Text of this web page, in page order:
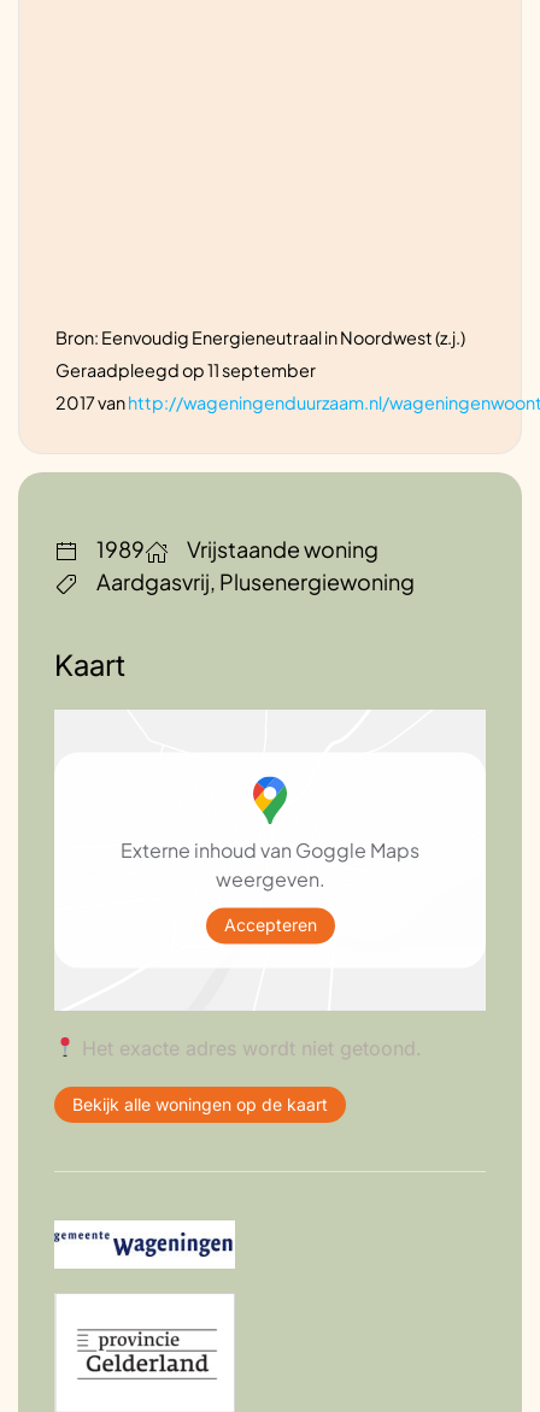
Bron: Eenvoudig Energieneutraal in Noordwest (z.j.)
Geraadpleegd op 11 september
2017 vanhttp://wageningenduurzaam.nl/
1989
Vrijstaande woning
Aardgasvrij, Plusenergiewoning
Kaart
Externe inhoud van Goggle Maps
weergeven.
Accepteren
Het exacte adres wordt niet getoond.
Bekijk alle woningen op de kaart